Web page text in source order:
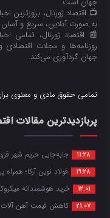
📺 اقتصاد ژورنال، بروزترین
به صورت آنلاین، سریع و آسان
📰 اقتصاد ژورنال، تمامی
روزنامه‌ها و مجلات اقتصادی
جهان گردآوری می‌کند.
تمامی حقوق مادی و معنوی
پربازدیدترین مقالات
11:28 جابه‌جایی حریم شهر
19:28 فولاد نوین آرکا؛
12:01 خرید هوشمندانه
21:07 کاهش قیمت آهن آلات